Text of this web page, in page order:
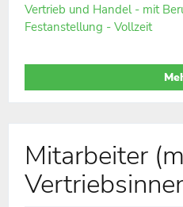
Vertrieb und Handel - mit
Festanstellung - Vollzeit
Mitarbeiter